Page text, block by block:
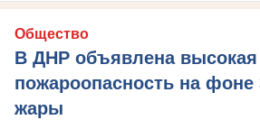
Общество
В ДНР объявлена высокая
пожароопасность на фоне
жары